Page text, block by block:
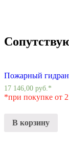
Пожарный
17 146,00 руб.*
*при покупке от
В корзину